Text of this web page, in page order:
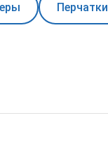
Перчатки